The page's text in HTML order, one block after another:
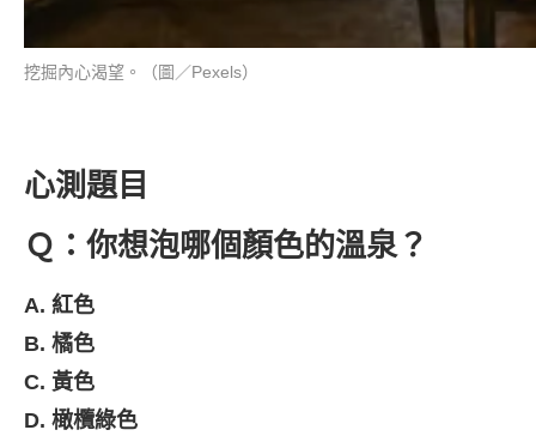
挖掘內心渴望。（圖／Pexels）
心測題目
Ｑ：你想泡哪個顏色的溫泉？
A. 紅色
B. 橘色
C. 黃色
D. 橄欖綠色